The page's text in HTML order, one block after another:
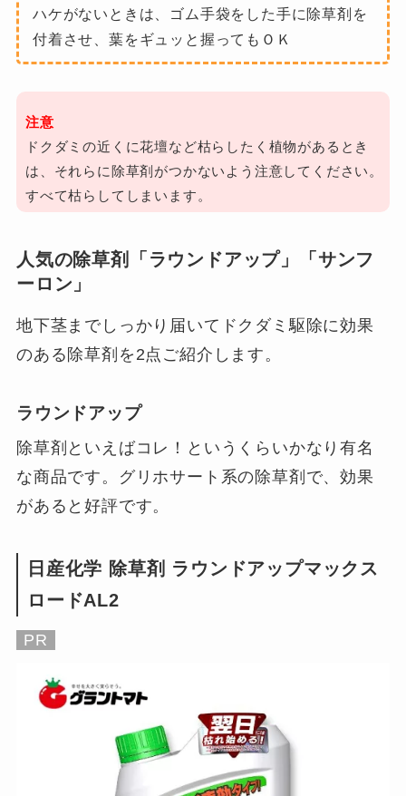
ハケがないときは、ゴム手袋をした手に除草剤を
付着させ、葉をギュッと握ってもＯＫ
注意
ドクダミの近くに花壇など枯らしたく植物があるとき
は、それらに除草剤がつかないよう注意してください。
すべて枯らしてしまいます。
人気の除草剤「ラウンドアップ」「サンフ
ーロン」
地下茎までしっかり届いてドクダミ駆除に効果
のある除草剤を2点ご紹介します。
ラウンドアップ
除草剤といえばコレ！というくらいかなり有名
な商品です。グリホサート系の除草剤で、効果
があると好評です。
日産化学 除草剤 ラウンドアップマックス
ロードAL2
PR